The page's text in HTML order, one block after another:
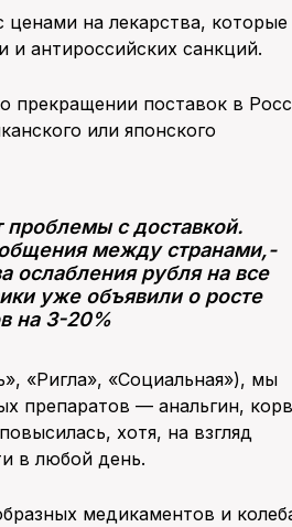
на лекарства, которые
и антироссийских санкций.
прекращении поставок в
или японского
с доставкой.
между странами,-
ослабления рубля на все
уже объявили о росте
на 3-20%
«Ригла», «Социальная»), мы
препаратов — анальгин,
хотя, на взгляд
в любой день.
медикаментов и